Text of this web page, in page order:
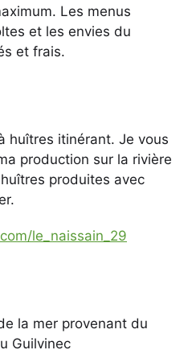
Les menus
et les envies du
et frais.
huîtres itinérant. Je vous
production sur la rivière
produites avec
le_naissain_29
la mer provenant du
Guilvinec